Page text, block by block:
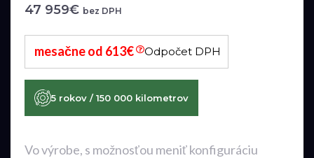
47 959€ bez DPH
mesačne od 613€ Odpočet DPH
5 rokov / 150 000 kilometrov
Vo výrobe, s možnosťou meniť konfiguráciu